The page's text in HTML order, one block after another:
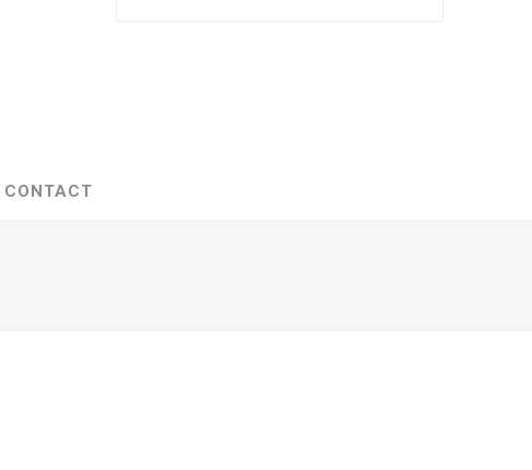
CONTACT